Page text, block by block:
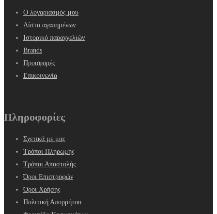
Ο λογαριασμός μου
Λίστα αγαπημένων
Ιστορικό παραγγελιών
Brands
Προσφορές
Επικοινωνία
Πληροφορίες
Σχετικά με μας
Τρόποι Πληρωμής
Τρόποι Αποστολής
Όροι Επιστροφών
Όροι Χρήσης
Πολιτική Απορρήτου